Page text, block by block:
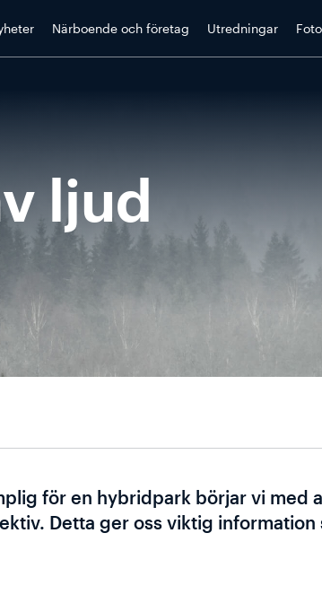
Närboende och företag Utredningar
ljud
för en hybridpark börjar vi
Detta ger oss viktig information